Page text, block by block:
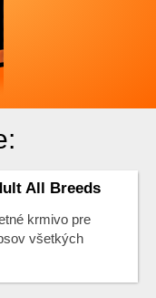
All Breeds
krmivo pre
všetkých